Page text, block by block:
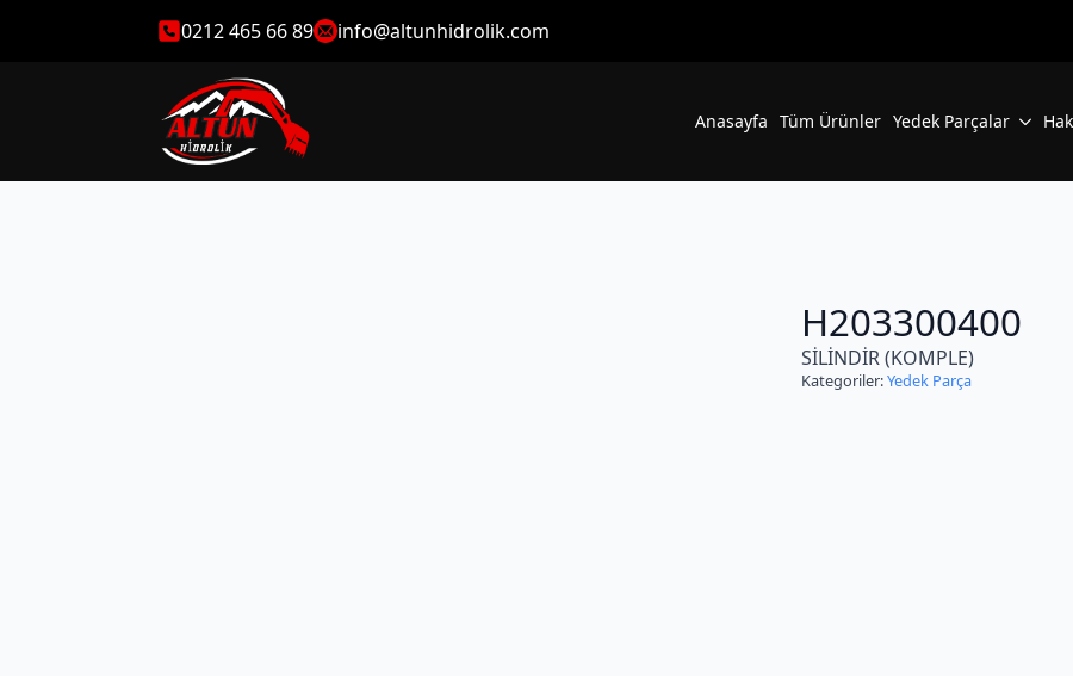
0212 465 66 89 info@altunhidrolik.com
Anasayfa Tüm Ürünler Yedek Parçalar
H203300400
SİLİNDİR (KOMPLE)
Kategoriler:Yedek Parça